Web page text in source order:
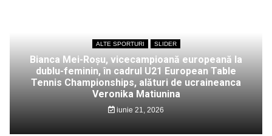
ALTE SPORTURI SLIDER
Bianca Mei-Roșu, vicecampioană europeană la
dublu-feminin, în cadrul U21 European Table
Tennis Championships, alături de ucraineanca
Veronika Matiunina
iunie 21, 2026